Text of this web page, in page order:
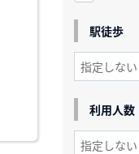
駅徒歩
利用人数